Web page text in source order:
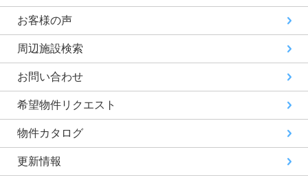
お客様の声
周辺施設検索
お問い合わせ
希望物件リクエスト
物件カタログ
更新情報